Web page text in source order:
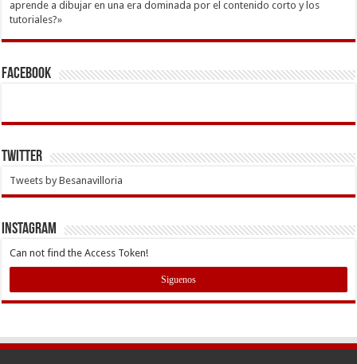
aprende a dibujar en una era dominada por el contenido corto y los
tutoriales?»
Facebook
Twitter
Tweets by Besanavilloria
INSTAGRAM
Can not find the Access Token!
Siguenos